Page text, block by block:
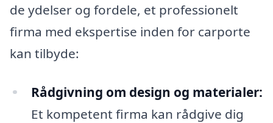
de ydelser og fordele, et professionelt
firma med ekspertise inden for carporte
kan tilbyde:
Rådgivning om design og materialer:
Et kompetent firma kan rådgive dig